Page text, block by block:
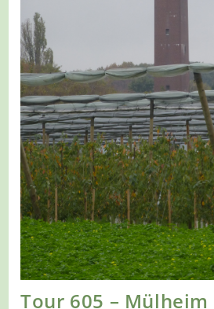
Tour 605 – Mülheim